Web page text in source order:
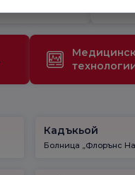
Кадъкьой
Болница „Флорънс